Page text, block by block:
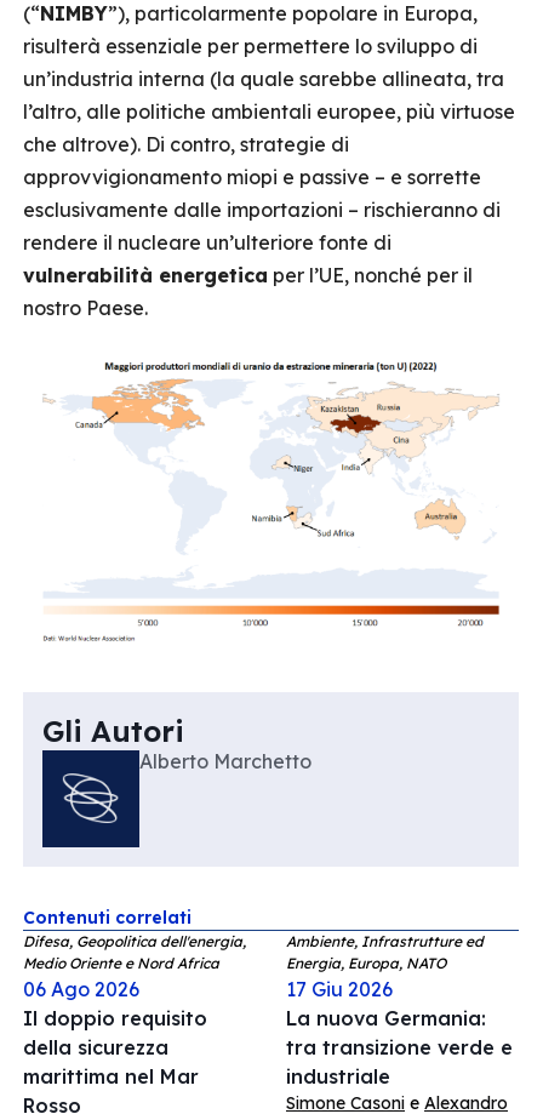
(“NIMBY”), particolarmente popolare in Europa,
risulterà essenziale per permettere lo sviluppo di
un’industria interna (la quale sarebbe allineata, tra
l’altro, alle politiche ambientali europee, più virtuose
che altrove). Di contro, strategie di
approvvigionamento miopi e passive – e sorrette
esclusivamente dalle importazioni – rischieranno di
rendere il nucleare un’ulteriore fonte di
vulnerabilità energetica per l’UE, nonché per il
nostro Paese.
Gli Autori
Alberto Marchetto
Contenuti correlati
Difesa, Geopolitica dell'energia,
Medio Oriente e Nord Africa
06 Ago 2026
Il doppio requisito
della sicurezza
marittima nel Mar
Rosso
Ambiente, Infrastrutture ed
Energia, Europa, NATO
17 Giu 2026
La nuova Germania:
tra transizione verde e
industriale
Simone Casoni e Alexandro